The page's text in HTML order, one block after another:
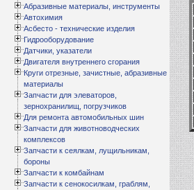
Абразивные материалы, инструменты
Автохимия
Асбесто - технические изделия
Гидрооборудование
Датчики, указатели
Двигателя внутреннего сгорания
Круги отрезные, зачистные, абразивные
материалы
Запчасти для элеваторов,
зернохранилищ, погрузчиков
Для ремонта автомобильных шин
Запчасти для животноводческих
комплексов
Запчасти к сеялкам, лущильникам,
бороны
Запчасти к комбайнам
Запчасти к сенокосилкам, граблям,